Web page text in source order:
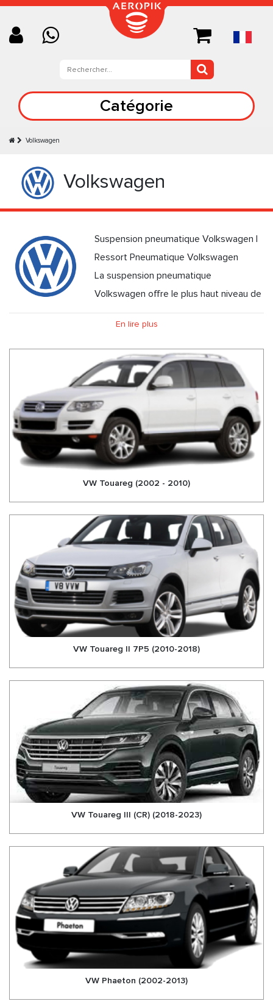
Catégorie
Volkswagen
Volkswagen
Suspension pneumatique Volkswagen |
Ressort Pneumatique Volkswagen
La suspension pneumatique
Volkswagen offre le plus haut niveau de
confort de conduite, selon les préférences du conducteur.
Que ce soit dans le profil de conduite « Confort », « Normal »
ou « Sport », dans le Touareg, vous décidez comment vous
souhaitez façonner votre expérience de voyage. De plus, la
voiture peut être portée à une garde au sol de 258 mm. De
plus, la partie arrière peut, par exemple, être abaissée
jusqu'à 50 mm en dessous du niveau standard pour un
chargement et un déchargement aisés. Dans notre boutique
en ligne, vous trouverez tout pour votre suspension
pneumatique Volkswagen - Touareg, Touareg> 2010 et
compétitifs. Faites confiance à nos nombreuses années
d'expérience! Aeropik offre le meilleur pour votre
suspension pneumatique Volkswagen
En lire plus
VW Touareg (2002 - 2010)
VW Touareg II 7P5 (2010-2018)
VW Touareg III (CR) (2018-2023)
VW Phaeton (2002-2013)